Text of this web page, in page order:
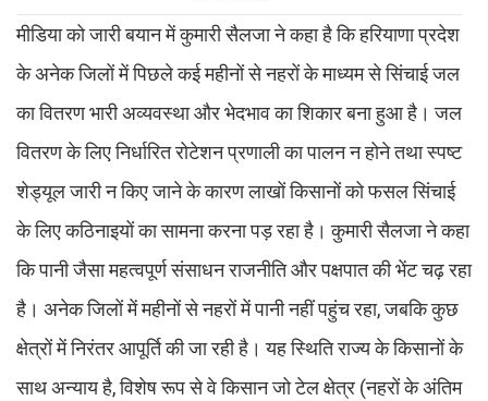
मीडिया को जारी बयान में कुमारी सैलजा ने कहा है कि हरियाणा प्रदेश
के अनेक जिलों में पिछले कई महीनों से नहरों के माध्यम से सिंचाई जल
का वितरण भारी अव्यवस्था और भेदभाव का शिकार बना हुआ है। जल
वितरण के लिए निर्धारित रोटेशन प्रणाली का पालन न होने तथा स्पष्ट
शेड्यूल जारी न किए जाने के कारण लाखों किसानों को फसल सिंचाई
के लिए कठिनाइयों का सामना करना पड़ रहा है। कुमारी सैलजा ने कहा
कि पानी जैसा महत्वपूर्ण संसाधन राजनीति और पक्षपात की भेंट चढ़ रहा
है। अनेक जिलों में महीनों से नहरों में पानी नहीं पहुंच रहा, जबकि कुछ
क्षेत्रों में निरंतर आपूर्ति की जा रही है। यह स्थिति राज्य के किसानों के
साथ अन्याय है, विशेष रूप से वे किसान जो टेल क्षेत्र (नहरों के अंतिम